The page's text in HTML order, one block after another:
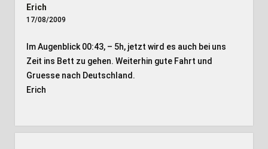
Erich
17/08/2009
Im Augenblick 00:43, – 5h, jetzt wird es auch bei uns
Zeit ins Bett zu gehen. Weiterhin gute Fahrt und
Gruesse nach Deutschland.
Erich